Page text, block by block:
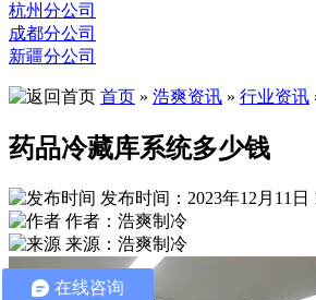
杭州分公司
成都分公司
新疆分公司
首页 » 浩爽资讯 » 行业资讯
药品冷藏库系统多少钱
发布时间：2023年12月11日
作者：浩爽制冷
来源：浩爽制冷
在线咨询